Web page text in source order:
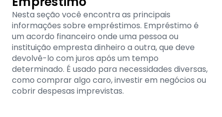
Nesta seção você encontra as principais
informações sobre empréstimos. Empréstimo é
um acordo financeiro onde uma pessoa ou
instituição empresta dinheiro a outra, que deve
devolvê-lo com juros após um tempo
determinado. É usado para necessidades diversas,
como comprar algo caro, investir em negócios ou
cobrir despesas imprevistas.